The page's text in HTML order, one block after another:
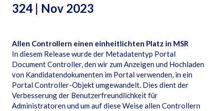
324 | Nov 2023
Allen Controllern einen einheitlichten Platz in MSR
In diesem Release wurde der Metadatentyp Portal
Document Controller, den wir zum Anzeigen und Hochladen
von Kandidatendokumenten im Portal verwenden, in ein
Portal Controller-Objekt umgewandelt. Dies dient der
Verbesserung der Benutzerfreundlichkeit für
Administratoren und um auf diese Weise allen Controllern